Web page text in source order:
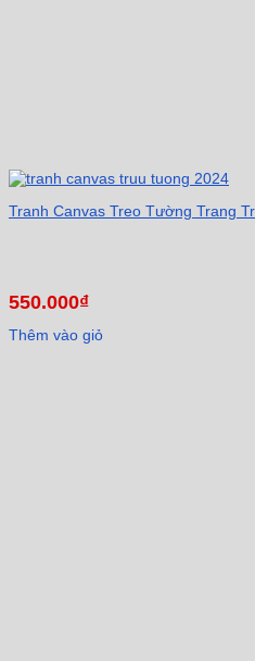
Tranh Canvas Treo Tường Trang
550.000₫
Thêm vào giỏ